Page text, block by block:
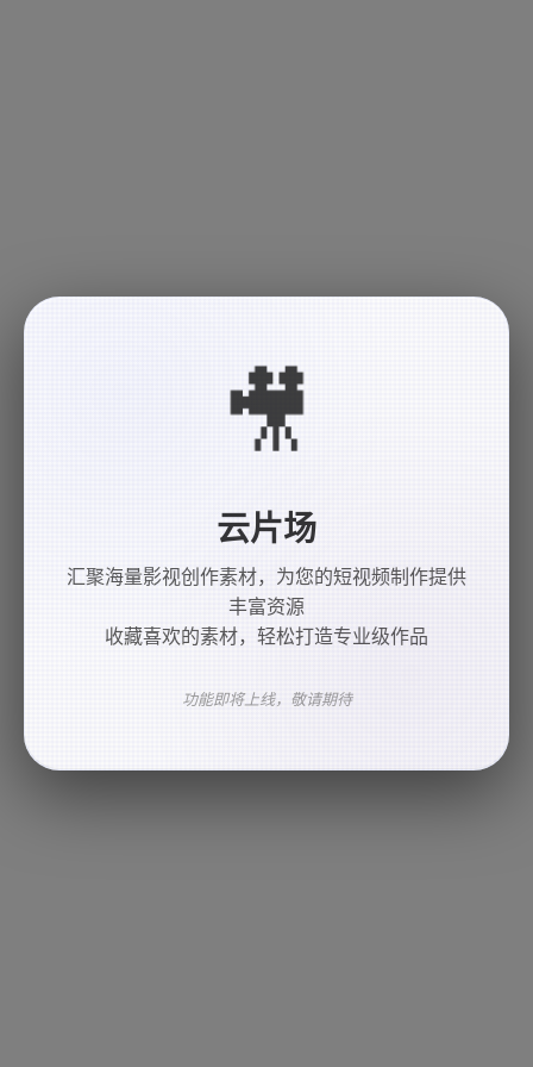
🎥
云片场
汇聚海量影视创作素材，为您的短视频制作提供
丰富资源
收藏喜欢的素材，轻松打造专业级作品
功能即将上线，敬请期待